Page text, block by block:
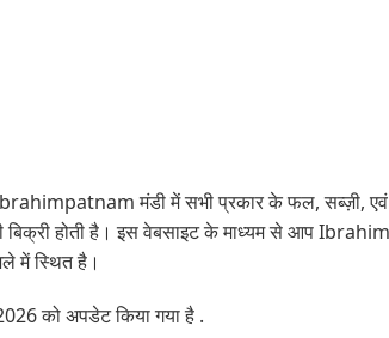
मंडी में सभी प्रकार के फल, सब्ज़ी,
बिक्री होती है। इस वेबसाइट के माध्यम से आप
में स्थित है।
को अपडेट किया गया है .